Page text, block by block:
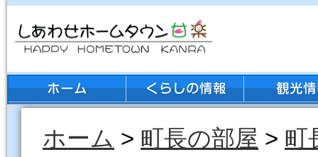
ホーム > 町長の部屋 > 町